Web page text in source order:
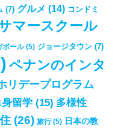
(7) グルメ (14) コンドミ
マースクール
ポール(5) ジョージタウン (7)
ペナンのインタ
リデープログラム
留学 (15) 多様性
(26) 旅行(5) 日本の教